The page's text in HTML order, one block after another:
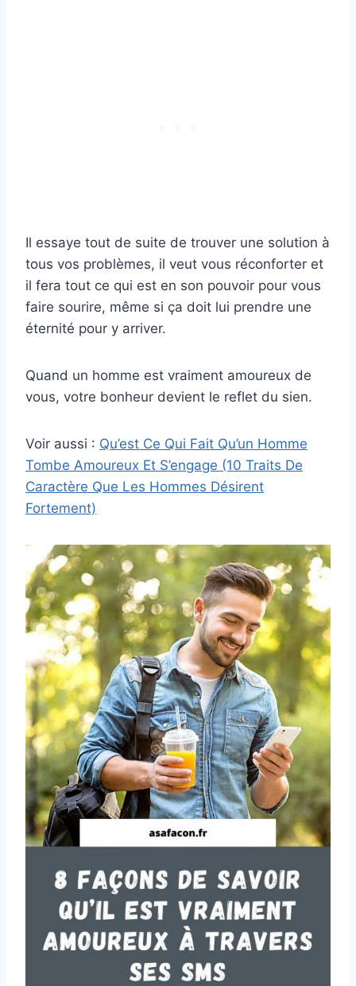
Il essaye tout de suite de trouver une solution à
tous vos problèmes, il veut vous réconforter et
il fera tout ce qui est en son pouvoir pour vous
faire sourire, même si ça doit lui prendre une
éternité pour y arriver.
Quand un homme est vraiment amoureux de
vous, votre bonheur devient le reflet du sien.
Voir aussi : Qu’est Ce Qui Fait Qu’un Homme
Tombe Amoureux Et S’engage (10 Traits De
Caractère Que Les Hommes Désirent
Fortement)